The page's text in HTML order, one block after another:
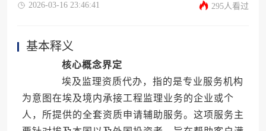
2026-03-16 23:46:41 295人看过
基本释义
核心概念界定
埃及监理资质代办，指的是专业服务机构
为意图在埃及境内承接工程监理业务的企业或个
人，所提供的全套资质申请辅助服务。这项服务主